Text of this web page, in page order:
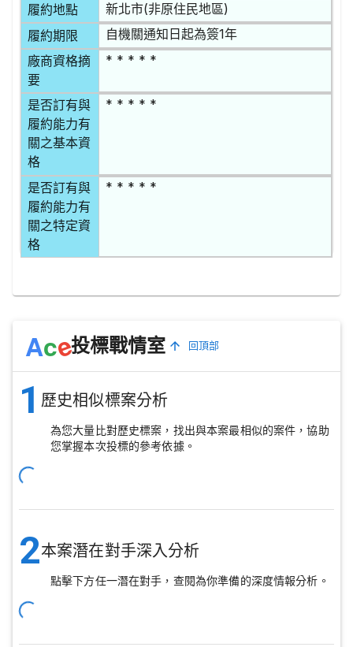
履約地點
新北市(非原住民地區)
履約期限 自機關通知日起為簽1年
廠商資格摘
要
* * * * *
是否訂有與
履約能力有
關之基本資
格
* * * * *
是否訂有與
履約能力有
關之特定資
格
* * * * *
Ace投標戰情室 回頂部
1 歷史相似標案分析
為您大量比對歷史標案，找出與本案最相似的案件，協助
您掌握本次投標的參考依據。
2本案潛在對手深入分析
點擊下方任一潛在對手，查閱為你準備的深度情報分析。